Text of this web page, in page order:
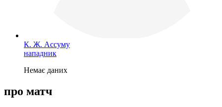
К. Ж. Ассуму
нападник
Немає даних
про матч